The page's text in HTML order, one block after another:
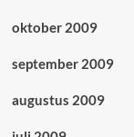
oktober 2009
september 2009
augustus 2009